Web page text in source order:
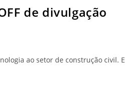
de divulgação
ao setor de construção civil. E